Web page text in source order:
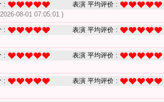
: 表演 平均评价 :
08-01 07:05:01 )
: 表演 平均评价 :
: 表演 平均评价 :
: 表演 平均评价 :